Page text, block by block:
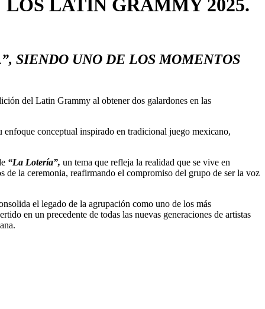
LATIN GRAMMY 2025.
SIENDO UNO DE LOS MOMENTOS
del Latin Grammy al obtener dos galardones en las
conceptual inspirado en tradicional juego mexicano,
“La Lotería”, un tema que refleja la realidad que se vive en
la ceremonia, reafirmando el compromiso del grupo de ser la voz
el legado de la agrupación como uno de los más
en un precedente de todas las nuevas generaciones de artistas